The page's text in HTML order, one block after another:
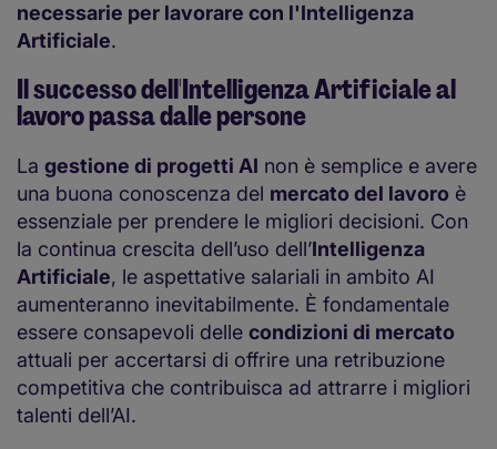
necessarie per lavorare con l'Intelligenza
Artificiale.
Il successo dell'Intelligenza Artificiale al
lavoro passa dalle persone
La gestione di progetti AI non è semplice e avere
una buona conoscenza del mercato del lavoro è
essenziale per prendere le migliori decisioni. Con
la continua crescita dell’uso dell’Intelligenza
Artificiale, le aspettative salariali in ambito AI
aumenteranno inevitabilmente. È fondamentale
essere consapevoli delle condizioni di mercato
attuali per accertarsi di offrire una retribuzione
competitiva che contribuisca ad attrarre i migliori
talenti dell’AI.